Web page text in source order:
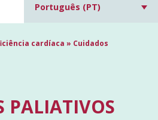
Português (PT)
cardíaca » Cuidados
PALIATIVOS